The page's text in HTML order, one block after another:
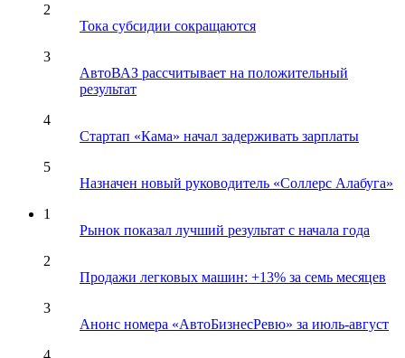
2
Тока субсидии сокращаются
3
АвтоВАЗ рассчитывает на положительный
результат
4
Стартап «Кама» начал задерживать зарплаты
5
Назначен новый руководитель «Соллерс Алабуга»
1
Рынок показал лучший результат с начала года
2
Продажи легковых машин: +13% за семь месяцев
3
Анонс номера «АвтоБизнесРевю» за июль-август
4